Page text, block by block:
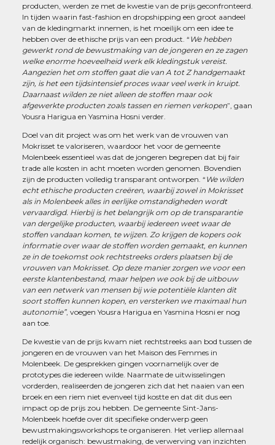
producten, werden ze met de kwestie van de prijs geconfronteerd.
In tijden waarin fast-fashion en dropshipping een groot aandeel
van de kledingmarkt innemen, is het moeilijk om een idee te
hebben over de ethische prijs van een product. “ We hebben
gewerkt rond de bewustmaking van de jongeren en ze zagen
welke enorme hoeveelheid werk elk kledingstuk vereist.
Aangezien het om stoffen gaat die van A tot Z handgemaakt
zijn, is het een tijdsintensief proces waar veel werk in kruipt.
Daarnaast wilden ze niet alleen de stoffen maar ook
afgewerkte producten zoals tassen en riemen verkopen”, gaan
Yousra Harigua en Yasmina Hosni verder.
Doel van dit project was om het werk van de vrouwen van
Mokrisset te valoriseren, waardoor het voor de gemeente
Molenbeek essentieel was dat de jongeren begrepen dat bij fair
trade alle kosten in acht moeten worden genomen. Bovendien
zijn de producten volledig transparant ontworpen. “ We wilden
echt ethische producten creëren, waarbij zowel in Mokrisset
als in Molenbeek alles in eerlijke omstandigheden wordt
vervaardigd. Hierbij is het belangrijk om op de transparantie
van dergelijke producten, waarbij iedereen weet waar de
stoffen vandaan komen, te wijzen. Zo krijgen de kopers ook
informatie over waar de stoffen worden gemaakt, en kunnen
ze in de toekomst ook rechtstreeks orders plaatsen bij de
vrouwen van Mokrisset. Op deze manier zorgen we voor een
eerste klantenbestand, maar helpen we ook bij de uitbouw
van een netwerk van mensen bij wie potentiële klanten dit
soort stoffen kunnen kopen, en versterken we maximaal hun
autonomie”, voegen Yousra Harigua en Yasmina Hosni er nog
aan toe.
De kwestie van de prijs kwam niet rechtstreeks aan bod tussen de
jongeren en de vrouwen van het Maison des Femmes in
Molenbeek. De gesprekken gingen voornamelijk over de
prototypes die iedereen wilde. Naarmate de uitwisselingen
vorderden, realiseerden de jongeren zich dat het naaien van een
broek en een riem niet evenveel tijd kostte en dat dit dus een
impact op de prijs zou hebben. De gemeente Sint-Jans-
Molenbeek hoefde over dit specifieke onderwerp geen
bewustmakingsworkshops te organiseren. Het verliep allemaal
redelijk organisch: bewustmaking, de verwerving van inzichten